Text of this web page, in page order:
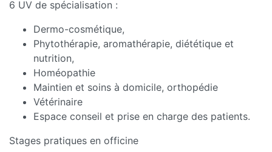
6 UV de spécialisation :
Dermo-cosmétique,
Phytothérapie, aromathérapie, diététique et
nutrition,
Homéopathie
Maintien et soins à domicile, orthopédie
Vétérinaire
Espace conseil et prise en charge des patients.
Stages pratiques en officine